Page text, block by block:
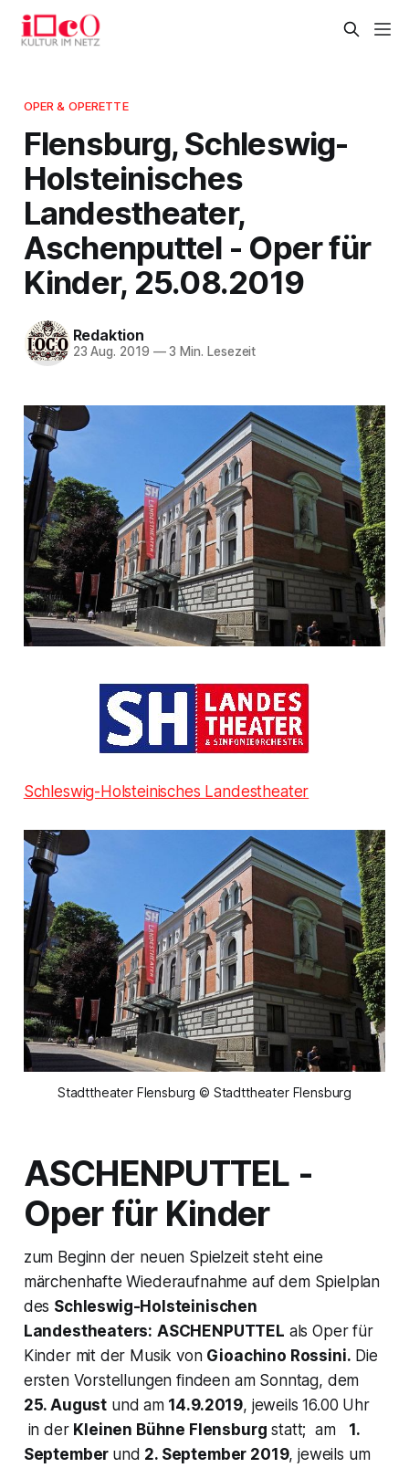
OPER & OPERETTE
Flensburg, Schleswig-
Holsteinisches
Landestheater,
Aschenputtel - Oper für
Kinder, 25.08.2019
Redaktion
23 Aug. 2019 —3 Min. Lesezeit
Schleswig-Holsteinisches Landestheater
Stadttheater Flensburg © Stadttheater Flensburg
ASCHENPUTTEL -
Oper für Kinder
zum Beginn der neuen Spielzeit steht eine
märchenhafte Wiederaufnahme auf dem Spielplan
des Schleswig-Holsteinischen
Landestheaters: ASCHENPUTTEL als Oper für
Kinder mit der Musik von Gioachino Rossini. Die
ersten Vorstellungen findeen am Sonntag, dem
25. August und am14.9.2019, jeweils 16.00 Uhr
in der Kleinen Bühne Flensburg statt; am 1.
September und 2. September 2019, jeweils um